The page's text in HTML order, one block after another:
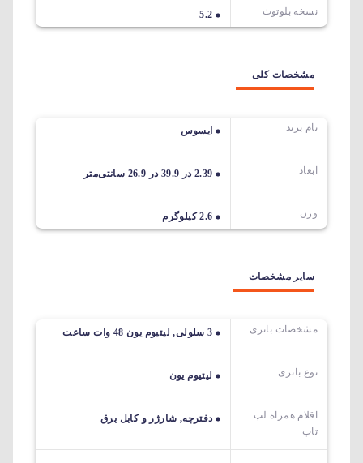
نسخه بلوتوث 5.2
مشخصات کلی
نام برند ایسوس
ابعاد 2.39 در 39.9 در 26.9 سانتی‌متر
وزن 2.6 کیلوگرم
سایر مشخصات
مشخصات باتری 3 سلولی, لیتیوم یون 48 وات ساعت
نوع باتری لیتیوم یون
اقلام همراه لپ
تاپ
دفترچه, شارژر و کابل برق